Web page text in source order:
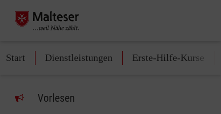
Start Dienstleistungen Erste-Hilfe-Kurse
Vorlesen